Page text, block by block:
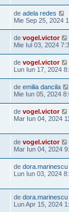
de adela redes
Mie Sep 25, 2024
de vogel.victor
Mie Iul 03, 2024
de vogel.victor
Lun Iun 17, 2024
de emilia dancila
Mie Iun 05, 2024
de vogel.victor
Mar Iun 04, 2024
de vogel.victor
Mar Iun 04, 2024
de dora.marinescu
Lun Iun 03, 2024
de dora.marinescu
Lun Apr 15, 2024